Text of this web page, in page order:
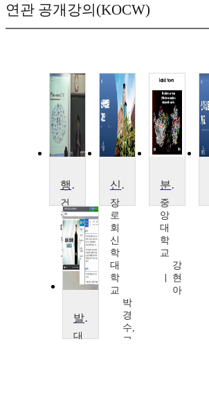
연관 공개강의(KOCW)
행정학입문
건
국
대
학
교
김
운
신학입문
장
로
회
신
학
대
학
교
박
경
수,
고
분자생물학전공입문
중
앙
대
학
교
강
현
아
발달장애인 직업적응훈련
대